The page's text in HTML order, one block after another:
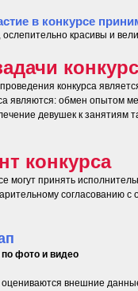
в конкурсе
красивы и
конкурса
являются: обмен опытом
девушек к занятиям
конкурса
могут принять
согласованию с
фото и видео
оцениваются внешние